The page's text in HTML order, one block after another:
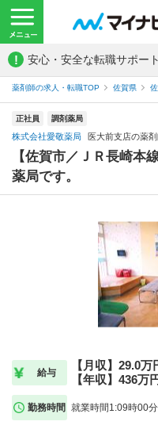
! 安心・安全な転職サポー
薬剤師の求人・転職TOP 佐賀県
正社員 調剤薬局
株式会社愛敬薬局 医大前支店の薬剤
【佐賀市／ＪＲ長崎本
薬局です。
給与
【月収】29.0万
【年収】436万
勤務時間 就業時間1:09時00